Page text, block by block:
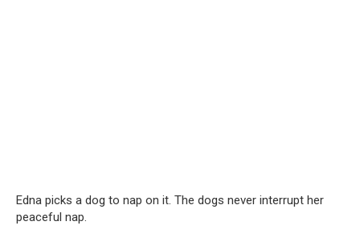
Edna picks a dog to nap on it. The dogs never interrupt her
peaceful nap.